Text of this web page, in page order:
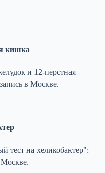
кишка
и 12-перстная
в Москве.
тест на хеликобактер":